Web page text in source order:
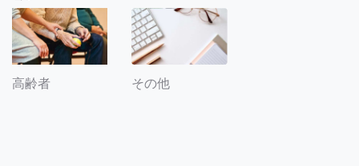
高齢者 その他